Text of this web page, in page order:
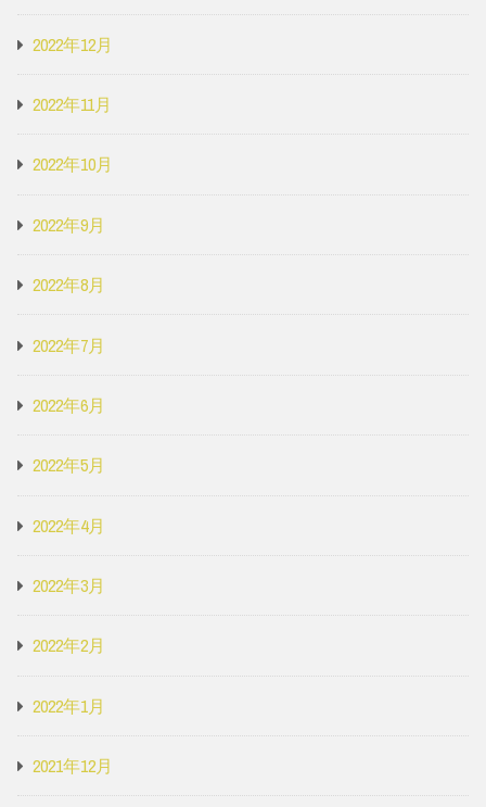
2022年12月
2022年11月
2022年10月
2022年9月
2022年8月
2022年7月
2022年6月
2022年5月
2022年4月
2022年3月
2022年2月
2022年1月
2021年12月